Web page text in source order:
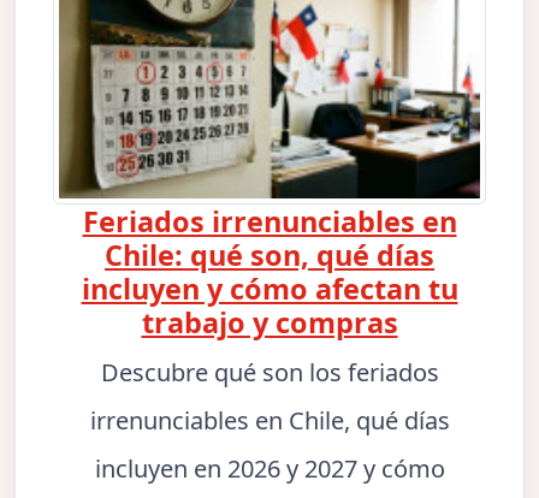
Feriados irrenunciables en
Chile: qué son, qué días
incluyen y cómo afectan tu
trabajo y compras
Descubre qué son los feriados
irrenunciables en Chile, qué días
incluyen en 2026 y 2027 y cómo